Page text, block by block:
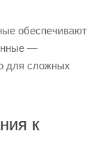
обеспечивают
—
для сложных
к